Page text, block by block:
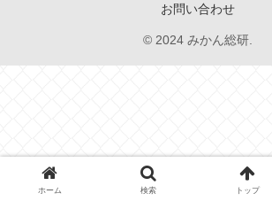
お問い合わせ
© 2024 みかん総研.
ホーム 検索 トップ